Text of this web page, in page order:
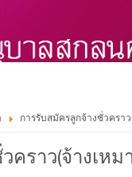
การรับสมัครลูกจ้างชั่วครา
คราว(จ้างเห